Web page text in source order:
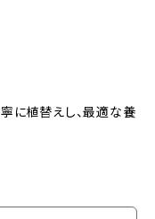
に植替えし、最適な養